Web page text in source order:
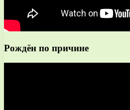
Рождён по причине